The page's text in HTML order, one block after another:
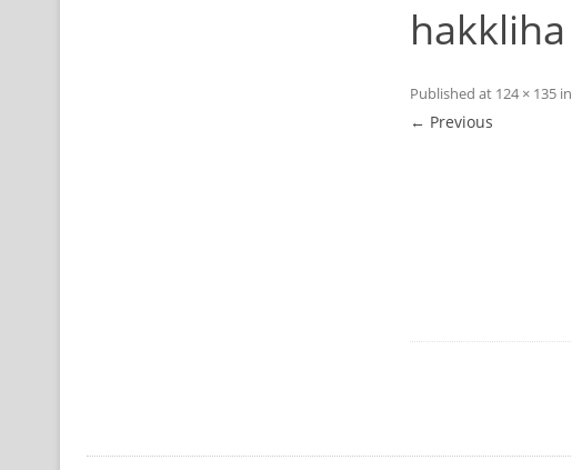
hakkliha
Publishedat 124 × 135 in
← Previous